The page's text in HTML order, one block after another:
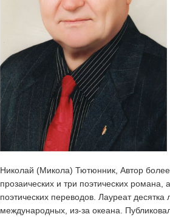
Николай (Микола) Тютюнник, Автор более
прозаических и три поэтических романа,
поэтических переводов. Лауреат
международных, из-за океана.